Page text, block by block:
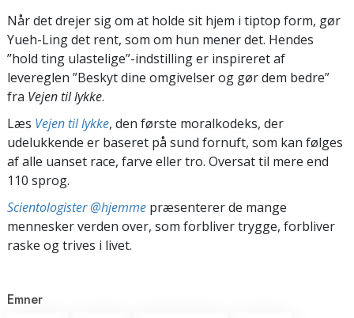
Når det drejer sig om at holde sit hjem i tiptop form, gør
Yueh-Ling det rent, som om hun mener det. Hendes
”hold ting ulastelige”-indstilling er inspireret af
levereglen ”Beskyt dine omgivelser og gør dem bedre”
fra Vejen til lykke.
Læs Vejen til lykke, den første moralkodeks, der
udelukkende er baseret på sund fornuft, som kan følges
af alle uanset race, farve eller tro. Oversat til mere end
110 sprog.
Scientologister @hjemme præsenterer de mange
mennesker verden over, som forbliver trygge, forbliver
raske og trives i livet.
Emner